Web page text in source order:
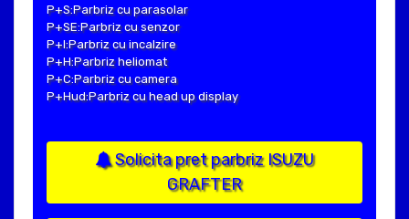
P+S:Parbriz cu parasolar
P+SE:Parbriz cu senzor
P+I:Parbriz cu incalzire
P+H:Parbriz heliomat
P+C:Parbriz cu camera
P+Hud:Parbriz cu head up display
Solicita pret parbriz ISUZU
GRAFTER